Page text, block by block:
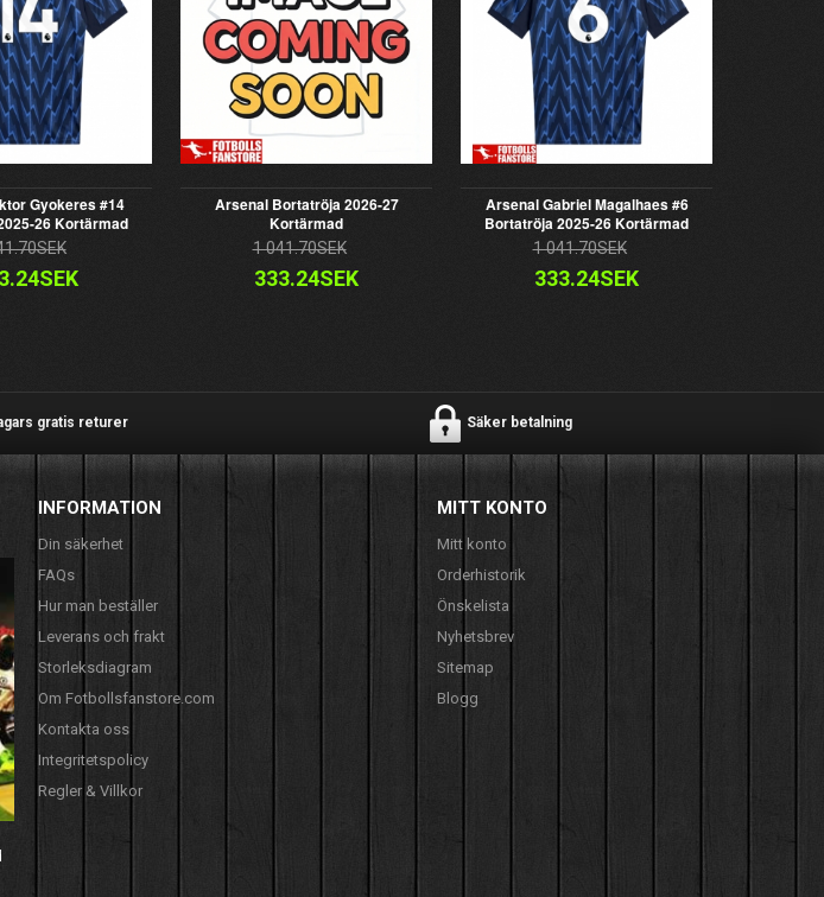
Gyokeres #14
26 Kortärmad
Arsenal Bortatröja 2026-27
Kortärmad
1 041.70SEK
333.24SEK
Arsenal Gabriel Magalhaes #6
Bortatröja 2025-26 Kortärmad
1 041.70SEK
333.24SEK
gratis returer Säker betalning
INFORMATION
Din säkerhet
FAQs
Hur man beställer
Leverans och frakt
Storleksdiagram
Om Fotbollsfanstore.com
Kontakta oss
Integritetspolicy
Regler & Villkor
MITT KONTO
Mitt konto
Orderhistorik
Önskelista
Nyhetsbrev
Sitemap
Blogg